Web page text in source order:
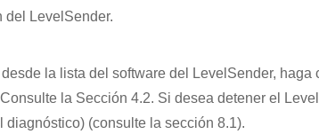
del LevelSender.
la lista del software del LevelSender, haga
la Sección 4.2. Si desea detener el
(consulte la sección 8.1).